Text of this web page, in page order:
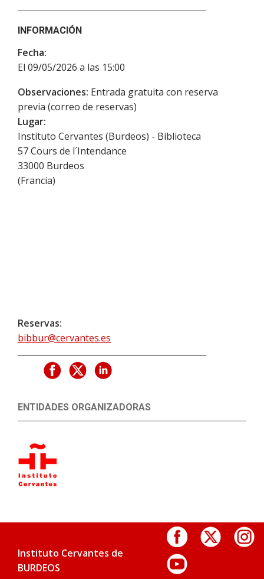
INFORMACIÓN
Fecha:
El 09/05/2026 a las 15:00
Observaciones: Entrada gratuita con reserva
previa (correo de reservas)
Lugar:
Instituto Cervantes (Burdeos) - Biblioteca
57 Cours de l´Intendance
33000 Burdeos
(Francia)
Reservas:
bibbur@cervantes.es
ENTIDADES ORGANIZADORAS
Instituto Cervantes de
BURDEOS